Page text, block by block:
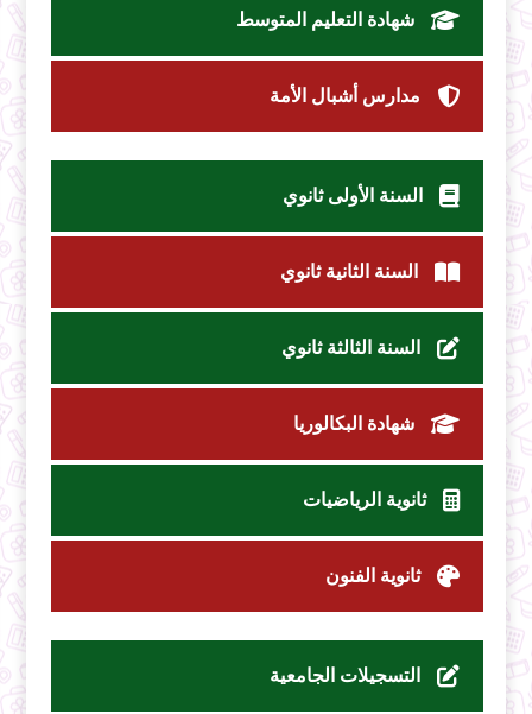
شهادة التعليم المتوسط
مدارس أشبال الأمة
السنة الأولى ثانوي
السنة الثانية ثانوي
السنة الثالثة ثانوي
شهادة البكالوريا
ثانوية الرياضيات
ثانوية الفنون
التسجيلات الجامعية